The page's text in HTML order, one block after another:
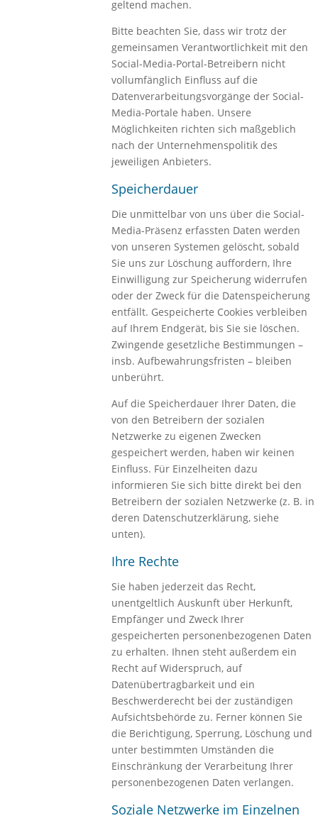
geltend machen.
Bitte beachten Sie, dass wir trotz der
gemeinsamen Verantwortlichkeit mit den
Social-Media-Portal-Betreibern nicht
vollumfänglich Einfluss auf die
Datenverarbeitungsvorgänge der Social-
Media-Portale haben. Unsere
Möglichkeiten richten sich maßgeblich
nach der Unternehmenspolitik des
jeweiligen Anbieters.
Speicherdauer
Die unmittelbar von uns über die Social-
Media-Präsenz erfassten Daten werden
von unseren Systemen gelöscht, sobald
Sie uns zur Löschung auffordern, Ihre
Einwilligung zur Speicherung widerrufen
oder der Zweck für die Datenspeicherung
entfällt. Gespeicherte Cookies verbleiben
auf Ihrem Endgerät, bis Sie sie löschen.
Zwingende gesetzliche Bestimmungen –
insb. Aufbewahrungsfristen – bleiben
unberührt.
Auf die Speicherdauer Ihrer Daten, die
von den Betreibern der sozialen
Netzwerke zu eigenen Zwecken
gespeichert werden, haben wir keinen
Einfluss. Für Einzelheiten dazu
informieren Sie sich bitte direkt bei den
Betreibern der sozialen Netzwerke (z. B. in
deren Datenschutzerklärung, siehe
unten).
Ihre Rechte
Sie haben jederzeit das Recht,
unentgeltlich Auskunft über Herkunft,
Empfänger und Zweck Ihrer
gespeicherten personenbezogenen Daten
zu erhalten. Ihnen steht außerdem ein
Recht auf Widerspruch, auf
Datenübertragbarkeit und ein
Beschwerderecht bei der zuständigen
Aufsichtsbehörde zu. Ferner können Sie
die Berichtigung, Sperrung, Löschung und
unter bestimmten Umständen die
Einschränkung der Verarbeitung Ihrer
personenbezogenen Daten verlangen.
Soziale Netzwerke im Einzelnen